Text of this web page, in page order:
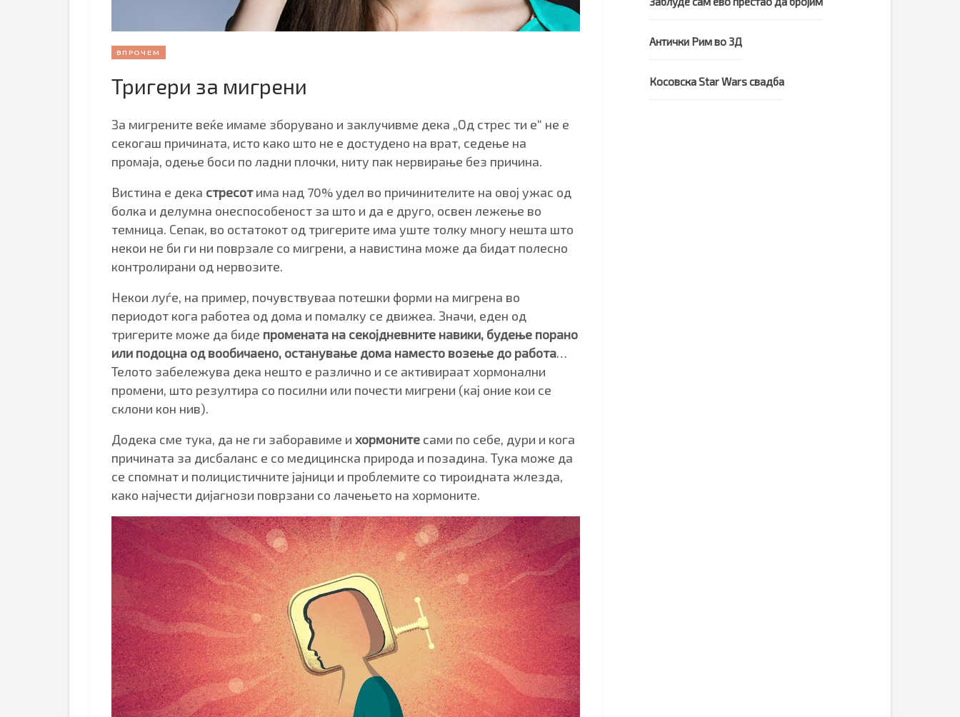
ВПРОЧЕМ
Тригери за мигрени
За мигрените веќе имаме зборувано и заклучивме дека „Од стрес ти е“ не е
секогаш причината, исто како што не е достудено на врат, седење на
промаја, одење боси по ладни плочки, ниту пак нервирање без причина.
Вистина е дека стресотима над 70% удел во причинителите на овој ужас од
болка и делумна онеспособеност за што и да е друго, освен лежење во
темница. Сепак, во остатокот од тригерите има уште толку многу нешта што
некои не би ги ни поврзале со мигрени, а навистина може да бидат полесно
контролирани од нервозите.
Некои луѓе, на пример, почувствуваа потешки форми на мигрена во
периодот кога работеа од дома и помалку се движеа. Значи, еден од
тригерите може да биде промената на секојдневните навики, будење порано
или подоцна од вообичаено, останување дома наместо возење до работа…
Телото забележува дека нешто е различно и се активираат хормонални
промени, што резултира со посилни или почести мигрени (кај оние кои се
склони кон нив).
Додека сме тука, да не ги заборавиме и хормоните сами по себе, дури и кога
причината за дисбаланс е со медицинска природа и позадина. Тука може да
се спомнат и полицистичните јајници и проблемите со тироидната жлезда,
како најчести дијагнози поврзани со лачењето на хормоните.
Антички Рим во 3Д
Косовска Star Wars свадба